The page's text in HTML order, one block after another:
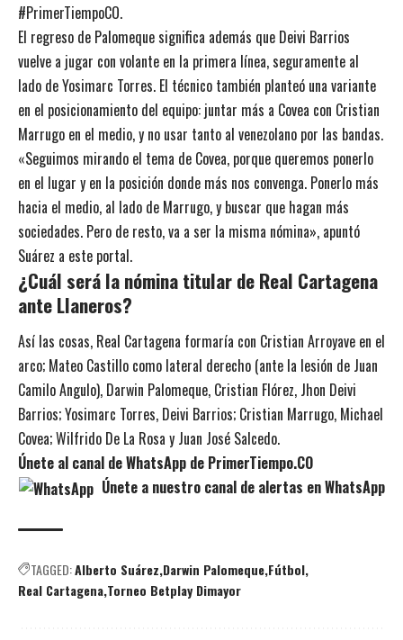
#PrimerTiempoCO.
El regreso de Palomeque significa además que Deivi Barrios
vuelve a jugar con volante en la primera línea, seguramente al
lado de Yosimarc Torres. El técnico también planteó una variante
en el posicionamiento del equipo: juntar más a Covea con Cristian
Marrugo en el medio, y no usar tanto al venezolano por las bandas.
«Seguimos mirando el tema de Covea, porque queremos ponerlo
en el lugar y en la posición donde más nos convenga. Ponerlo más
hacia el medio, al lado de Marrugo, y buscar que hagan más
sociedades. Pero de resto, va a ser la misma nómina», apuntó
Suárez a este portal.
¿Cuál será la nómina titular de Real Cartagena
ante Llaneros?
Así las cosas, Real Cartagena formaría con Cristian Arroyave en el
arco; Mateo Castillo como lateral derecho (ante la lesión de Juan
Camilo Angulo), Darwin Palomeque, Cristian Flórez, Jhon Deivi
Barrios; Yosimarc Torres, Deivi Barrios; Cristian Marrugo, Michael
Covea; Wilfrido De La Rosa y Juan José Salcedo.
Únete al canal de WhatsApp de PrimerTiempo.CO
Únete a nuestro canal de alertas en WhatsApp
TAGGED:Alberto Suárez Darwin Palomeque Fútbol
Real Cartagena Torneo Betplay Dimayor